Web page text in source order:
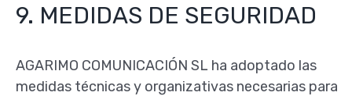
9. MEDIDAS DE SEGURIDAD
AGARIMO COMUNICACIÓN SL ha adoptado las
medidas técnicas y organizativas necesarias para